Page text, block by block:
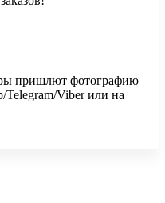
пришлют фотографию
Telegram/Viber или на